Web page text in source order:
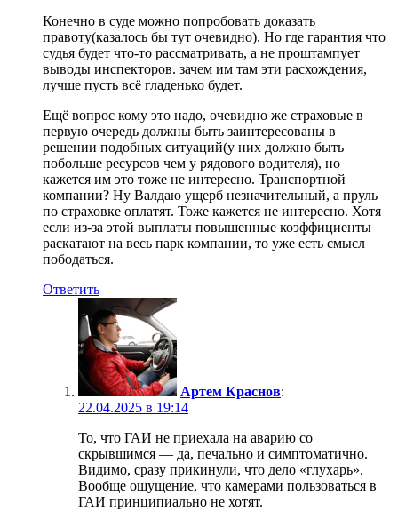
Конечно в суде можно попробовать доказать
правоту(казалось бы тут очевидно). Но где гарантия что
судья будет что-то рассматривать, а не проштампует
выводы инспекторов. зачем им там эти расхождения,
лучше пусть всё гладенько будет.
Ещё вопрос кому это надо, очевидно же страховые в
первую очередь должны быть заинтересованы в
решении подобных ситуаций(у них должно быть
побольше ресурсов чем у рядового водителя), но
кажется им это тоже не интересно. Транспортной
компании? Ну Валдаю ущерб незначительный, а пруль
по страховке оплатят. Тоже кажется не интересно. Хотя
если из-за этой выплаты повышенные коэффициенты
раскатают на весь парк компании, то уже есть смысл
пободаться.
Ответить
Артем Краснов:
22.04.2025 в 19:14
То, что ГАИ не приехала на аварию со
скрывшимся — да, печально и симптоматично.
Видимо, сразу прикинули, что дело «глухарь».
Вообще ощущение, что камерами пользоваться в
ГАИ принципиально не хотят.